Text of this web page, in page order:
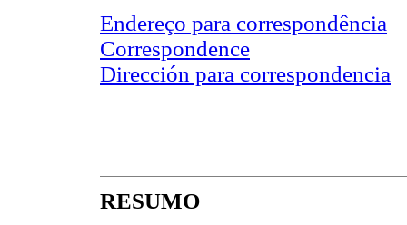
Endereço para correspondência
Correspondence
Dirección para correspondencia
RESUMO